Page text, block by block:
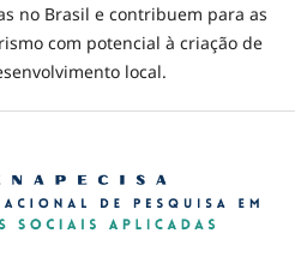
no Brasil e contribuem para as
com potencial à criação de
local.